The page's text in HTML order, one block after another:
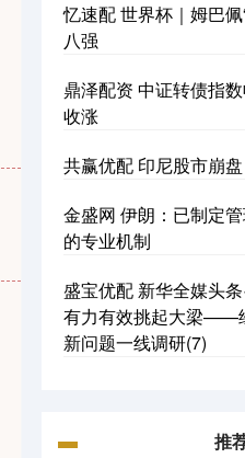
忆速配 世界杯｜姆巴
八强
鼎泽配资 中证转债指
收涨
共赢优配 印尼股市崩
金盛网 伊朗：已制定
的专业机制
盛宝优配 新华全媒头
有力有效挑起大梁——
新问题一线调研(7)
推